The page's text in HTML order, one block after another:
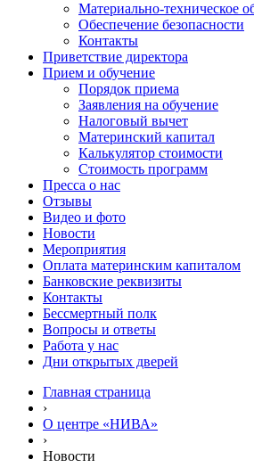
Материально-техническое
Обеспечение безопасности
Контакты
Приветствие директора
Прием и обучение
Порядок приема
Заявления на обучение
Налоговый вычет
Материнский капитал
Калькулятор стоимости
Стоимость программ
Пресса о нас
Отзывы
Видео и фото
Новости
Мероприятия
Оплата материнским капиталом
Банковские реквизиты
Контакты
Бессмертный полк
Вопросы и ответы
Работа у нас
Дни открытых дверей
Главная страница
›
О центре «НИВА»
›
Новости